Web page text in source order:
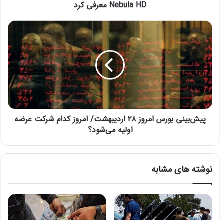
م
ی
ن
گ
ق
د
ر
ت
م
O
F
w
X
Nebula HD معرفی کرد
پ
ی
ش‌
ب
ی
ن
ی
ب
و
و
ز
۸
ا
پیش‌بینی بورس امروز ۲۸ اردیبهشت/ امروز کدام شرکت عرضه
اولیه می‌شود؟
نوشته های مشابه